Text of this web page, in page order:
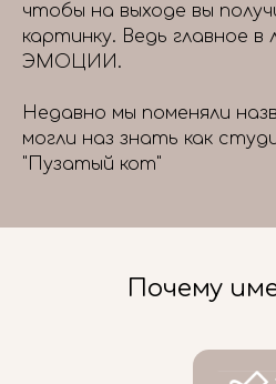
чтобы на выходе вы
картинку. Ведь главное в
ЭМОЦИИ.
Недавно мы поменяли
могли наз знать как
"Пузатый кот"
Почему